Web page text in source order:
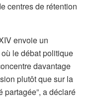
centres de rétention
envoie un
le débat politique
davantage
plutôt que sur la
partagée”, a déclaré